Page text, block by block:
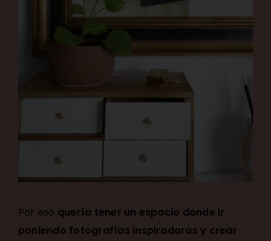
Por eso quería tener un espacio donde ir
poniendo fotografías inspiradoras y crear